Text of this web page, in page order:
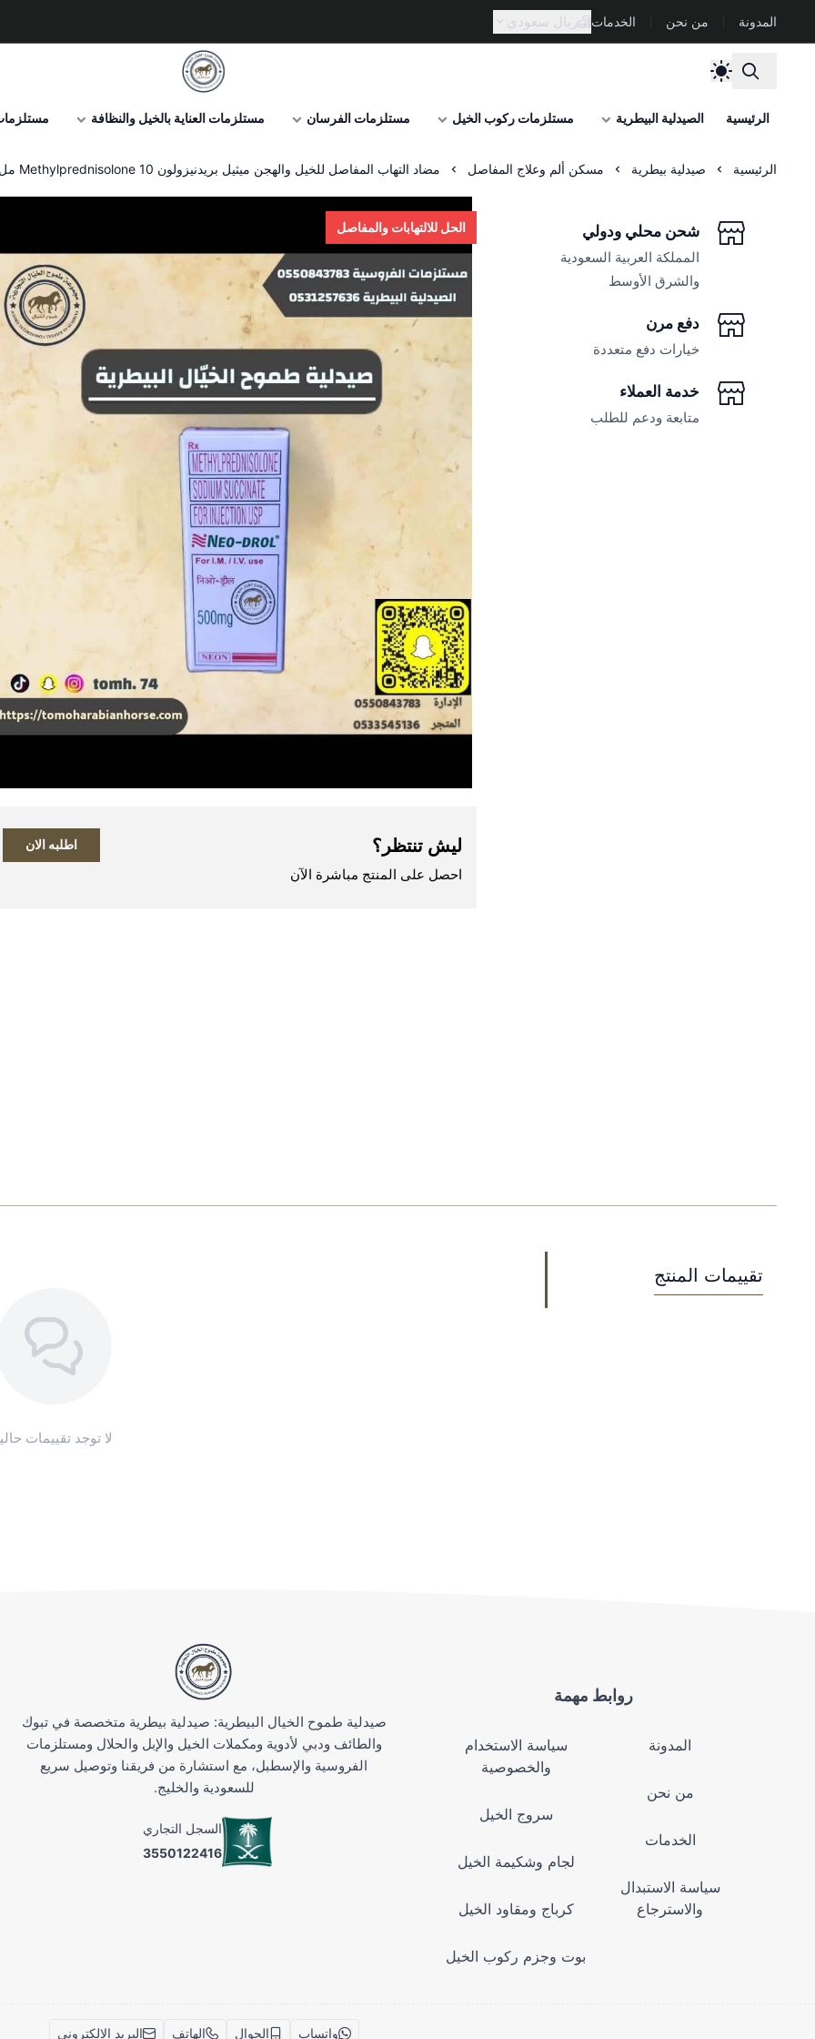
المدونة من نحن الخدمات ريال سعودي
صيدلية طموح الخيال البيطرية
الرئيسية الصيدلية البيطرية مستلزمات ركوب الخيل مستلزمات الفرسان مستلزمات العناية بالخيل والنظافة
الرئيسية صيدلية بيطرية مسكن ألم وعلاج المفاصل مضاد التهاب المفاصل للخيل والهجن ميثيل بريدنيزولون Methylprednisolone 10 مل ستيرويد هندي
الحل للالتهابات والمفاصل
ليش تنتظر؟
احصل على المنتج مباشرة الآن
اطلبه الان
شحن محلي ودولي
المملكة العربية السعودية
والشرق الأوسط
دفع مرن
خيارات دفع متعددة
خدمة العملاء
متابعة ودعم للطلب
تقييمات المنتج
لا توجد تقييمات
روابط مهمة
المدونة
من نحن
الخدمات
سياسة الاستبدال
والاسترجاع
سياسة الاستخدام
والخصوصية
سروج الخيل
لجام وشكيمة الخيل
كرباج ومقاود الخيل
بوت وجزم ركوب الخيل
صيدلية طموح الخيال البيطرية: صيدلية بيطرية متخصصة في تبوك
والطائف ودبي لأدوية ومكملات الخيل والإبل والحلال ومستلزمات
الفروسية والإسطبل، مع استشارة من فريقنا وتوصيل سريع
للسعودية والخليج.
السجل التجاري
3550122416
واتساب الجوال الهاتف البريد الإلكتروني